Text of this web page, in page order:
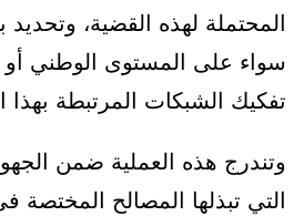
المحتملة لهذه القضية،
سواء على المستوى الوطني أو
تفكيك الشبكات المرتبطة بهذا
وتندرج هذه العملية ضمن
التي تبذلها المصالح المختصة